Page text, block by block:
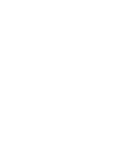
Quod autem facio et faciam,
occasionem eorum, qui
quo gloriantur, inveniantur
Nam eiusmodi
transfigurantes se in
Et non mirum, ipse enim
non est ergo magnum, si et
transfigurentur velut ministri